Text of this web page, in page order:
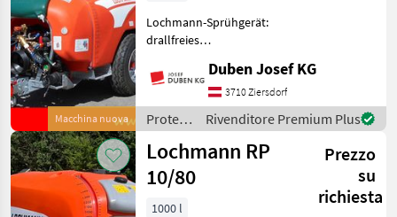
Macchina nuova
Lochmann-Sprühgerät:
drallfreies
Doppelaxialgebläse DM 800
mm (neue Ausführung f.
Weinbau mit bis zu 54.000
m³/h Luftleistung!),
Gebläseumschaltgetri
Duben Josef KG
3710 Ziersdorf
Protezione
piante /
Lochmann
Rivenditore Premium Plus
Lochmann RP
10/80
Prezzo
su
richiesta
1000 l